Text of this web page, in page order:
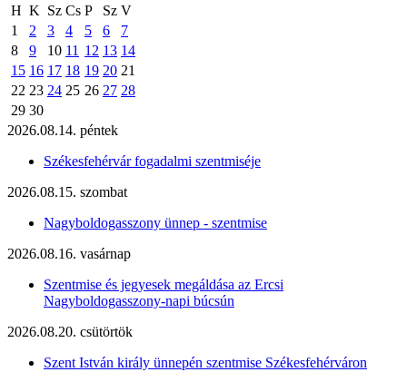
H K Sz Cs P Sz V
1
2 3 4 5 6
7
8
9 10 11 12 13 14
15 16 17 18 19 20 21
22 23 24 25 26 27 28
29 30
2026.08.14. péntek
Székesfehérvár fogadalmi szentmiséje
2026.08.15. szombat
Nagyboldogasszony ünnep - szentmise
2026.08.16. vasárnap
Szentmise és jegyesek megáldása az Ercsi
Nagyboldogasszony-napi búcsún
2026.08.20. csütörtök
Szent István király ünnepén szentmise Székesfehérváron